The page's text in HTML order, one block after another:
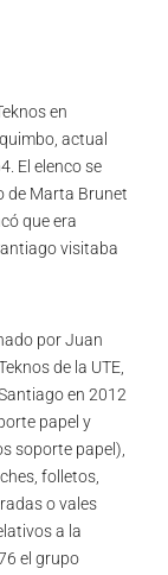
en
actual
El elenco se
de Marta Brunet
que era
visitaba
por Juan
de la UTE,
en 2012
papel y
soporte papel),
folletos,
o vales
a la
el grupo